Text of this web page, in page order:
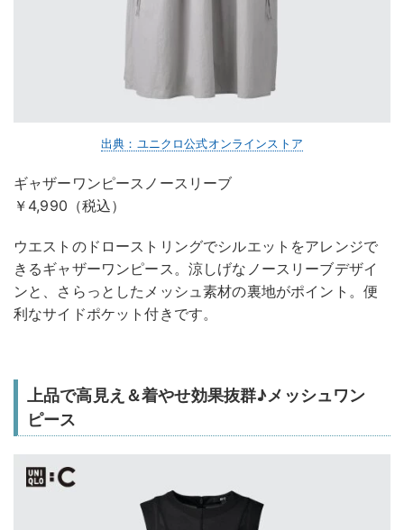
出典：ユニクロ公式オンラインストア
ギャザーワンピースノースリーブ
￥4,990（税込）
ウエストのドローストリングでシルエットをアレンジで
きるギャザーワンピース。涼しげなノースリーブデザイ
ンと、さらっとしたメッシュ素材の裏地がポイント。便
利なサイドポケット付きです。
上品で高見え＆着やせ効果抜群♪メッシュワン
ピース